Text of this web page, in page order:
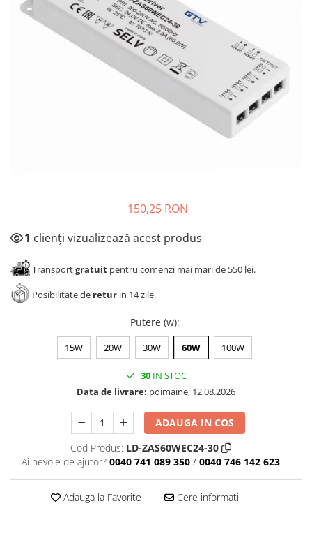
Solutii de curatat & adezivi
Canturi ABS
Alte accesorii mobila
Clesti/ patenti
Surubelnite
150,25 RON
1 clienți vizualizează acest produs
Transportgratuit pentru comenzi mai mari de 550 lei.
Posibilitate de retur in 14 zile.
Putere (w):
15W 20W 30W 60W 100W
30IN STOC
Data de livrare: poimaine, 12.08.2026
ADAUGA IN COS
Cod Produs: LD-ZAS60WEC24-30
Ai nevoie de ajutor? 0040 741 089 350 / 0040 746 142 623
Adauga la Favorite Cere informatii